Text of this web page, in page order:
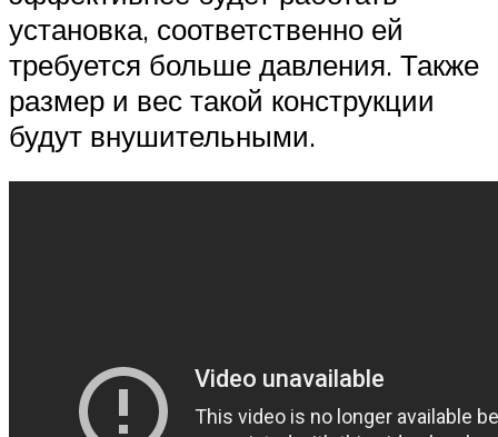
установка, соответственно ей
требуется больше давления. Также
размер и вес такой конструкции
будут внушительными.